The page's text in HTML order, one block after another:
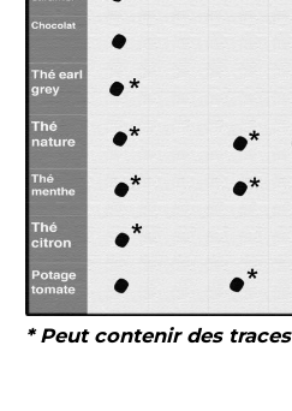
* Peut contenir des traces